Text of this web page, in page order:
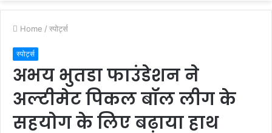
Home / स्पोर्ट्स
स्पोर्ट्स
अभय भुतडा फाउंडेशन ने
अल्टीमेट पिकल बॉल लीग के
सहयोग के लिए बढ़ाया हाथ